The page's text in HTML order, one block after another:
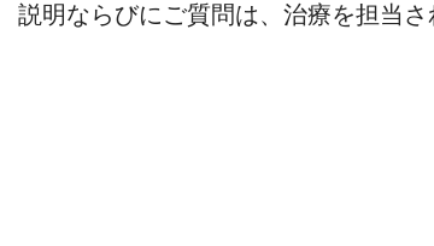
説明ならびにご質問は、治療を担当